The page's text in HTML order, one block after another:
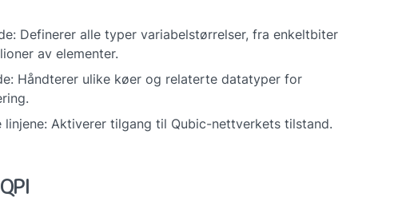
Definerer alle typer variabelstørrelser, fra enkeltbiter
av elementer.
Håndterer ulike køer og relaterte datatyper for
linjene: Aktiverer tilgang til Qubic-nettverkets tilstand.